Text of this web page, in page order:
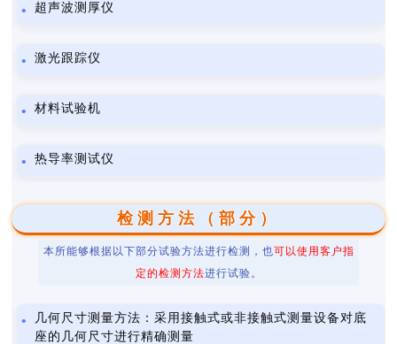
超声波测厚仪
激光跟踪仪
材料试验机
热导率测试仪
检测方法（部分）
本所能够根据以下部分试验方法进行检测，也可以使用客户指
定的检测方法进行试验。
几何尺寸测量方法：采用接触式或非接触式测量设备对底
座的几何尺寸进行精确测量